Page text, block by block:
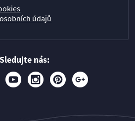
údajů
Sledujte nás: